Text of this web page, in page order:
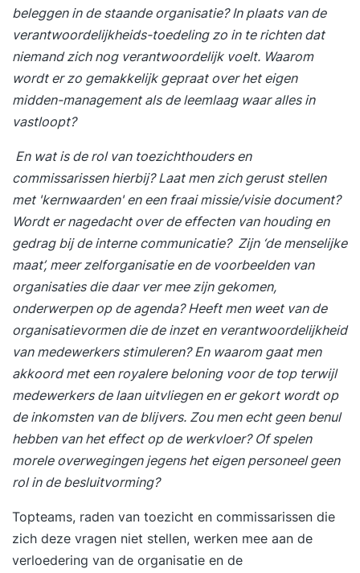
beleggen in de staande organisatie? In plaats van de
verantwoordelijkheids-toedeling zo in te richten dat
niemand zich nog verantwoordelijk voelt. Waarom
wordt er zo gemakkelijk gepraat over het eigen
midden-management als de leemlaag waar alles in
vastloopt?
En wat is de rol van toezichthouders en
commissarissen hierbij? Laat men zich gerust stellen
met 'kernwaarden' en een fraai missie/visie document?
Wordt er nagedacht over de effecten van houding en
gedrag bij de interne communicatie? Zijn ‘de menselijke
maat’, meer zelforganisatie en de voorbeelden van
organisaties die daar ver mee zijn gekomen,
onderwerpen op de agenda? Heeft men weet van de
organisatievormen die de inzet en verantwoordelijkheid
van medewerkers stimuleren? En waarom gaat men
akkoord met een royalere beloning voor de top terwijl
medewerkers de laan uitvliegen en er gekort wordt op
de inkomsten van de blijvers. Zou men echt geen benul
hebben van het effect op de werkvloer? Of spelen
morele overwegingen jegens het eigen personeel geen
rol in de besluitvorming?
Topteams, raden van toezicht en commissarissen die
zich deze vragen niet stellen, werken mee aan de
verloedering van de organisatie en de